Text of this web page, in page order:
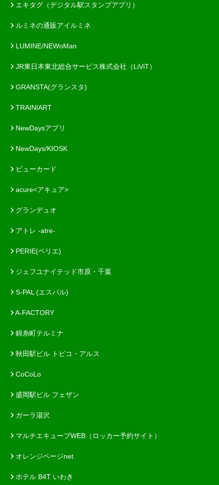
エキタグ（デジタル駅スタンプアプリ）
ルミネの通販アイルミネ
LUMINE/NEWoMan
JR東日本東北総合サービス株式会社（LiViT）
GRANSTA(グランスタ)
TRAINIART
NewDaysアプリ
NewDays/KIOSK
ビューカード
acure<アキュア>
グランデュオ
アトレ -atre-
PERIE(ペリエ)
ジェフユナイテッド市原・千葉
S-PAL (エスパル)
A-FACTORY
錦糸町テルミナ
秋田駅ビル トピコ・アルス
CoCoLo
盛岡駅ビル フェザン
ガーラ湯沢
マルチエキューブWEB（ロッカー予約サイト）
オレンジページnet
ホテル B4T いわき